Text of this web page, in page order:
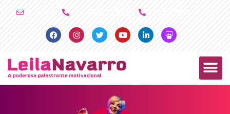
FacebookInstagramTwitterYoutubeLinkedinSlideshare